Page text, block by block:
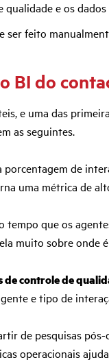
qualidade e os
ser feito
BI do
e uma das
as seguintes.
porcentagem de
uma métrica de
tempo que os
muito sobre
de controle de
e tipo de
de pesquisas
operacionais